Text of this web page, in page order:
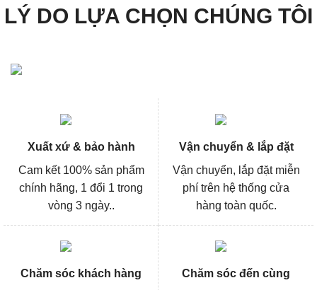
LÝ DO LỰA CHỌN CHÚNG TÔI
Xuất xứ & bảo hành
Cam kết 100% sản phẩm
chính hãng, 1 đổi 1 trong
vòng 3 ngày..
Vận chuyển & lắp đặt
Vận chuyển, lắp đặt miễn
phí trên hệ thống cửa
hàng toàn quốc.
Chăm sóc khách hàng
Chăm sóc đến cùng